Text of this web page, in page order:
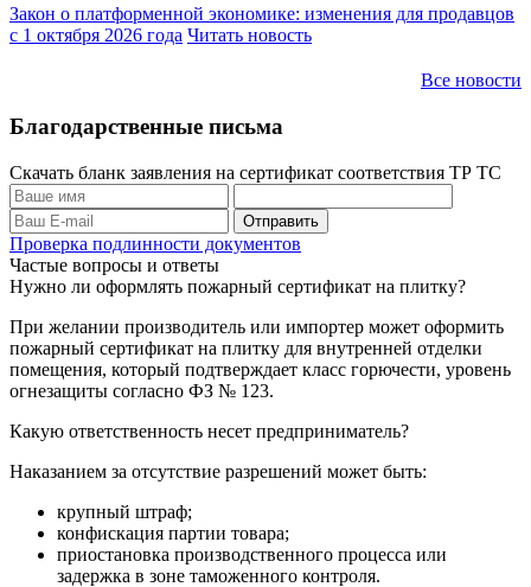
Закон о платформенной экономике: изменения для продавцов
с 1 октября 2026 года Читать новость
Все новости
Благодарственные письма
Скачать бланк заявления на сертификат соответствия ТР ТС
Проверка подлинности документов
Частые вопросы и ответы
Нужно ли оформлять пожарный сертификат на плитку?
При желании производитель или импортер может оформить
пожарный сертификат на плитку для внутренней отделки
помещения, который подтверждает класс горючести, уровень
огнезащиты согласно ФЗ № 123.
Какую ответственность несет предприниматель?
Наказанием за отсутствие разрешений может быть:
крупный штраф;
конфискация партии товара;
приостановка производственного процесса или
задержка в зоне таможенного контроля.